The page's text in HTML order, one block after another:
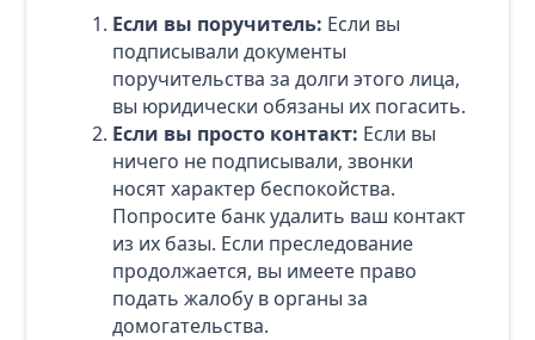
Если вы поручитель: Если вы
подписывали документы
поручительства за долги этого лица,
вы юридически обязаны их погасить.
Если вы просто контакт: Если вы
ничего не подписывали, звонки
носят характер беспокойства.
Попросите банк удалить ваш контакт
из их базы. Если преследование
продолжается, вы имеете право
подать жалобу в органы за
домогательства.